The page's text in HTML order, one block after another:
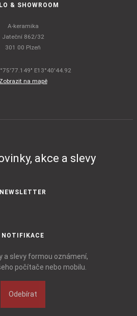
& SHOWROOM
A-keramika
Jateční 862/32
301 00 Plzeň
E13°40'44.92
Zobrazit na mapě
akce a slevy
NEWSLETTER
NOTIFIKACE
a slevy formou oznámení,
počítače nebo mobilu.
Odebírat